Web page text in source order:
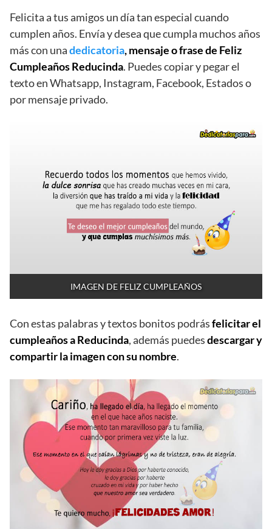
Felicita a tus amigos un día tan especial cuando
cumplen años. Envía y desea que cumpla muchos años
más con unadedicatoria, mensaje o frase de Feliz
Cumpleaños Reducinda. Puedes copiar y pegar el
texto en Whatsapp, Instagram, Facebook, Estados o
por mensaje privado.
IMAGEN DE FELIZ CUMPLEAÑOS
Con estas palabras y textos bonitos podrásfelicitar el
cumpleaños a Reducinda, además puedesdescargar y
compartir la imagen con su nombre.